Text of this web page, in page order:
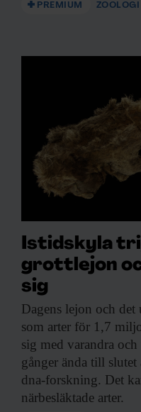
PREMIUM ZOOLOGI
Istidskyla
grottlejon
sig
Dagens lejon och det
som arter för 1,7
sig med varandra
gånger ända till slutet
dna-forskning. Det
närbesläktade arter.